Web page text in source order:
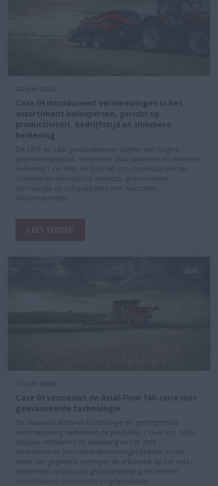
Case IH introduceert vernieuwingen in het
assortiment balenpersen, gericht op
productiviteit, bedrijfstijd en slimmere
bediening
De LB4- en LB6-grootpakpersen bieden een hogere
doorvoercapaciteit, verbeterde duurzaamheid en slimmere
bediening / De RB6- en RB6 HD Pro-rondebalenpersen
combineren een robuust ontwerp, geavanceerde
technologie en compatibiliteit met duurzame
wikkelmaterialen
Case IH vernieuwt de Axial-Flow 160-serie met
geavanceerde technologie
De nieuwste affabriek technologie en geïntegreerde
automatisering verbeteren de prestaties / Dual Pro 1200-
displays verbeteren de bediening en het zicht /
Geavanceerde precisielandbouwmogelijkheden en het
delen van gegevens verhogen de efficiëntie op het veld /
Verbeterde opties voor graanverwerking en toevoer
ondersteunen consistente oogstprestaties